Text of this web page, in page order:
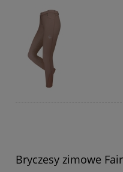
Bryczesy zimowe